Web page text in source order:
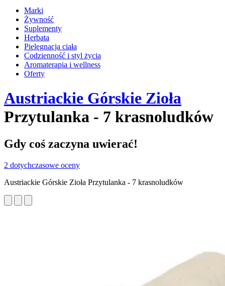
Marki
Żywność
Suplementy
Herbata
Pielęgnacja ciała
Codzienność i styl życia
Aromaterapia i wellness
Oferty
Austriackie Górskie Zioła
Przytulanka - 7 krasnoludków
Gdy coś zaczyna uwierać!
2 dotychczasowe oceny
Austriackie Górskie Zioła Przytulanka - 7 krasnoludków